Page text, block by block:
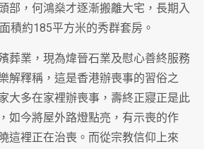
部，何鴻燊才逐漸搬離大宅，長期入
積約185平方米的秀群套房。
葬業，現為煒晉石業及慰心善終服務
解釋稱，這是香港辦喪事的習俗之
大多在家裡辦喪事，壽終正寢正是此
如今將屋外路燈點亮，有示喪的作
這裡正在治喪。而從宗教信仰上來